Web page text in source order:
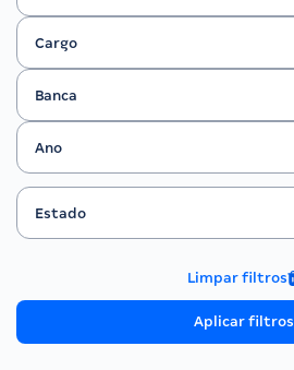
Cargo
Cargo
Banca
Banca
Ano
Ano
Filtrar por Estado
Estado
Estado
Limpar filtros
Aplicar filtros